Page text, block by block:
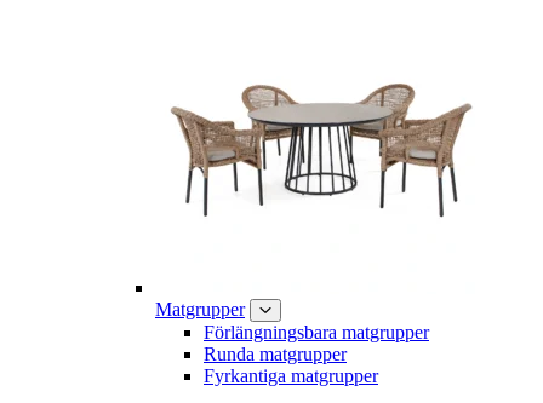
Matgrupper
Förlängningsbara matgrupper
Runda matgrupper
Fyrkantiga matgrupper